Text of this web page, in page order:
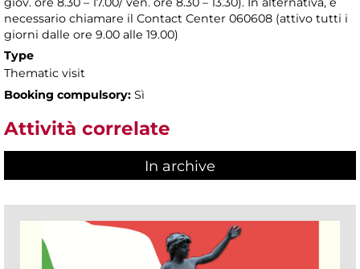
necessario chiamare il Contact Center 060608 (attivo tutti i
giorni dalle ore 9.00 alle 19.00)
Type
Thematic visit
Booking compulsory: Sì
Attività correlate
In archive